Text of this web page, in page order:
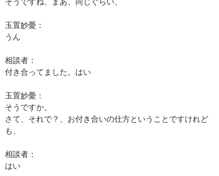
玉置妙憂：
うん
相談者：
付き合ってました。はい
玉置妙憂：
そうですか。
さて、それで？、お付き合いの仕方ということですけれど
も、
相談者：
はい